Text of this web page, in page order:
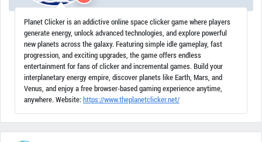
Planet Clicker is an addictive online space clicker game where players
generate energy, unlock advanced technologies, and explore powerful
new planets across the galaxy. Featuring simple idle gameplay, fast
progression, and exciting upgrades, the game offers endless
entertainment for fans of clicker and incremental games. Build your
interplanetary energy empire, discover planets like Earth, Mars, and
Venus, and enjoy a free browser-based gaming experience anytime,
anywhere. Website:https://www.theplanetclicker.net/